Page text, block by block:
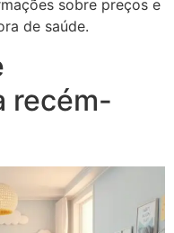
sobre preços e
de saúde.
recém-